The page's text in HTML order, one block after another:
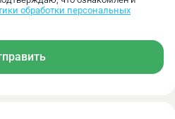
радиальная нагрузка
сериями
и биений вращающегося
оси за счёт
обработки персональных